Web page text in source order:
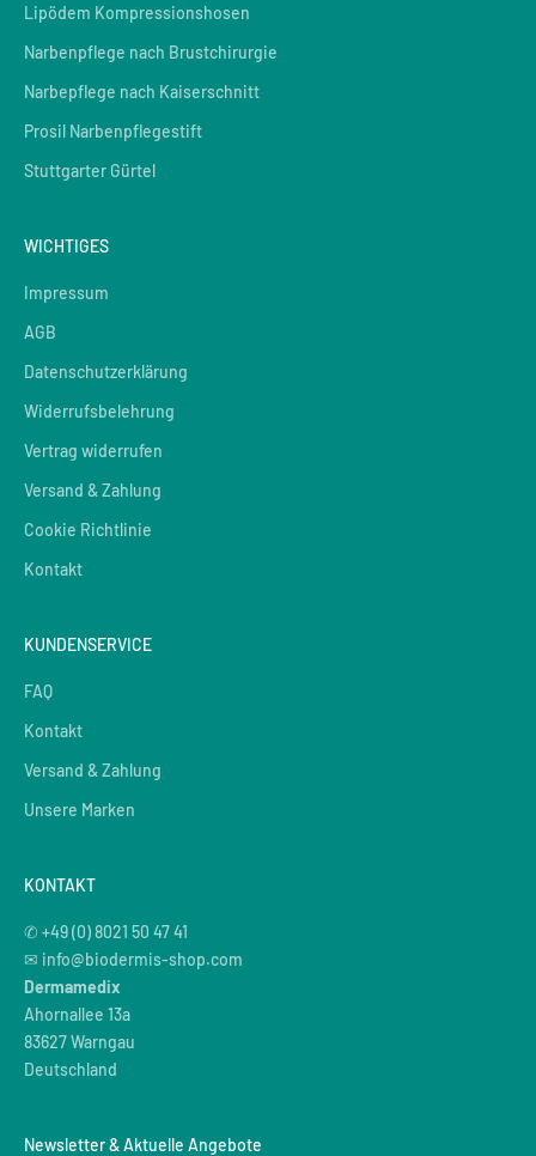
Lipödem Kompressionshosen
Narbenpflege nach Brustchirurgie
Narbepflege nach Kaiserschnitt
Prosil Narbenpflegestift
Stuttgarter Gürtel
WICHTIGES
Impressum
AGB
Datenschutzerklärung
Widerrufsbelehrung
Vertrag widerrufen
Versand & Zahlung
Cookie Richtlinie
Kontakt
KUNDENSERVICE
FAQ
Kontakt
Versand & Zahlung
Unsere Marken
KONTAKT
✆ +49 (0) 8021 50 47 41
✉ info@biodermis-shop.com
Dermamedix
Ahornallee 13a
83627 Warngau
Deutschland
Newsletter & Aktuelle Angebote